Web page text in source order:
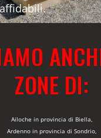
ZONE DI:
Ailoche in provincia di Biella,
Ardenno in provincia di Sondrio,